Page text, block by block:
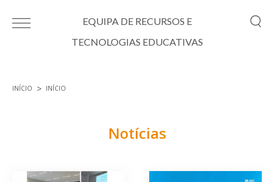
EQUIPA DE RECURSOS E
TECNOLOGIAS EDUCATIVAS
INÍCIO INÍCIO
Notícias